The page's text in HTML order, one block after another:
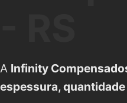
A Infinity
espessura, quantidade